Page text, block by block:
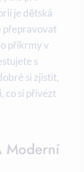
je dětská
přepravovat
příkrmy v
s
si zjistit,
co si přivézt
Moderní